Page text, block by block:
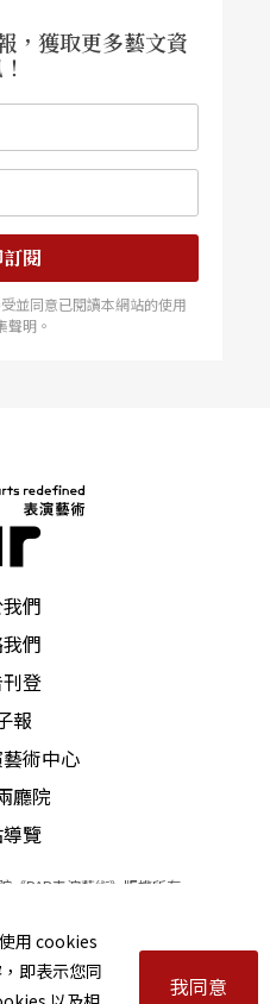
，獲取更多藝文資
閱
並同意已閱讀本網站的使用
聲明。
們
們
登
報
術中心
廳院
覽
《PAR表演藝術》版權所有
All Rights Reserved
00973926
動應以主辦單位公告為準。
聲明｜著作權聲明
用 cookies
即表示您同
我同意